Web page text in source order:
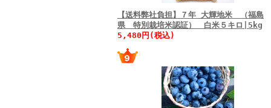
【送料弊社負担】７年 大輝地米 （福島
県 特別栽培米認証） 白米５キロ|5kg
5,480円(税込)